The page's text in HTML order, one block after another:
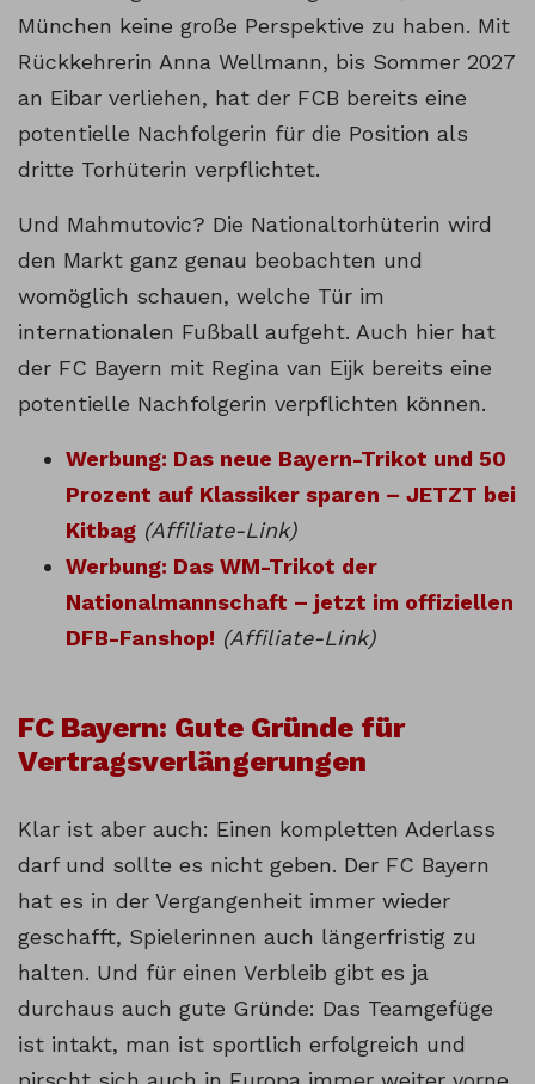
München keine große Perspektive zu haben. Mit
Rückkehrerin Anna Wellmann, bis Sommer 2027
an Eibar verliehen, hat der FCB bereits eine
potentielle Nachfolgerin für die Position als
dritte Torhüterin verpflichtet.
Und Mahmutovic? Die Nationaltorhüterin wird
den Markt ganz genau beobachten und
womöglich schauen, welche Tür im
internationalen Fußball aufgeht. Auch hier hat
der FC Bayern mit Regina van Eijk bereits eine
potentielle Nachfolgerin verpflichten können.
Werbung: Das neue Bayern-Trikot und 50
Prozent auf Klassiker sparen – JETZT bei
Kitbag (Affiliate-Link)
Werbung: Das WM-Trikot der
Nationalmannschaft – jetzt im offiziellen
DFB-Fanshop! (Affiliate-Link)
FC Bayern: Gute Gründe für
Vertragsverlängerungen
Klar ist aber auch: Einen kompletten Aderlass
darf und sollte es nicht geben. Der FC Bayern
hat es in der Vergangenheit immer wieder
geschafft, Spielerinnen auch längerfristig zu
halten. Und für einen Verbleib gibt es ja
durchaus auch gute Gründe: Das Teamgefüge
ist intakt, man ist sportlich erfolgreich und